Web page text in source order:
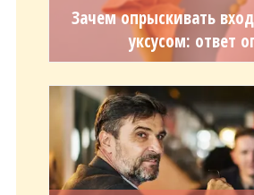
Зачем опрыскивать
уксусом: ответ